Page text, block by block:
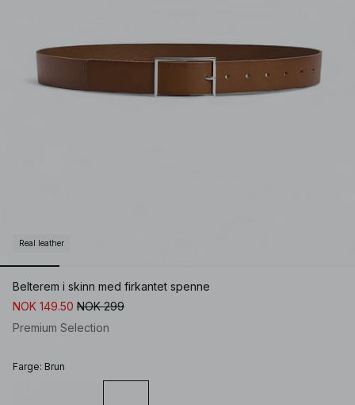
Real leather
Belterem i skinn med firkantet spenne
NOK 149.50 NOK 299
Premium Selection
Farge: Brun